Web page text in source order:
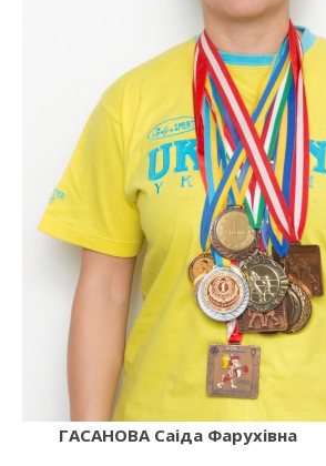
ГАСАНОВА Саіда Фарухівна